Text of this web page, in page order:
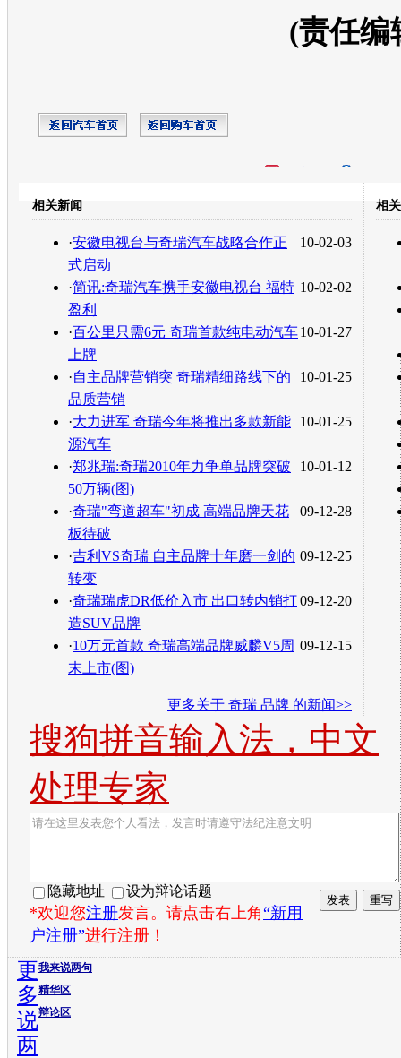
(责任编
转发至：
相关新闻
10-02-03
·安徽电视台与奇瑞汽车战略合作正
式启动
10-02-02
·简讯:奇瑞汽车携手安徽电视台 福特
盈利
10-01-27
·百公里只需6元 奇瑞首款纯电动汽车
上牌
10-01-25
·自主品牌营销突 奇瑞精细路线下的
品质营销
10-01-25
·大力进军 奇瑞今年将推出多款新能
源汽车
10-01-12
·郑兆瑞:奇瑞2010年力争单品牌突破
50万辆(图)
09-12-28
·奇瑞"弯道超车"初成 高端品牌天花
板待破
09-12-25
·吉利VS奇瑞 自主品牌十年磨一剑的
转变
09-12-20
·奇瑞瑞虎DR低价入市 出口转内销打
造SUV品牌
09-12-15
·10万元首款 奇瑞高端品牌威麟V5周
末上市(图)
更多关于 奇瑞 品牌 的新闻>>
相
搜狗拼音输入法，中文
处理专家
隐藏地址 设为辩论话题
*欢迎您注册发言。请点击右上角“新用
户注册”进行注册！
我来说两句
精华区
辩论区
更
多
说
两